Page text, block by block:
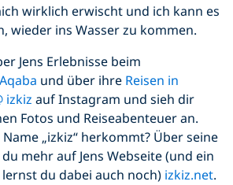
wirklich erwischt und ich kann es
wieder ins Wasser zu kommen.
Jens Erlebnisse beim
und über ihre Reisen in
izkiz auf Instagram und sieh dir
Fotos und Reiseabenteuer an.
„izkiz“ herkommt? Über seine
mehr auf Jens Webseite (und ein
du dabei auch noch) izkiz.net.